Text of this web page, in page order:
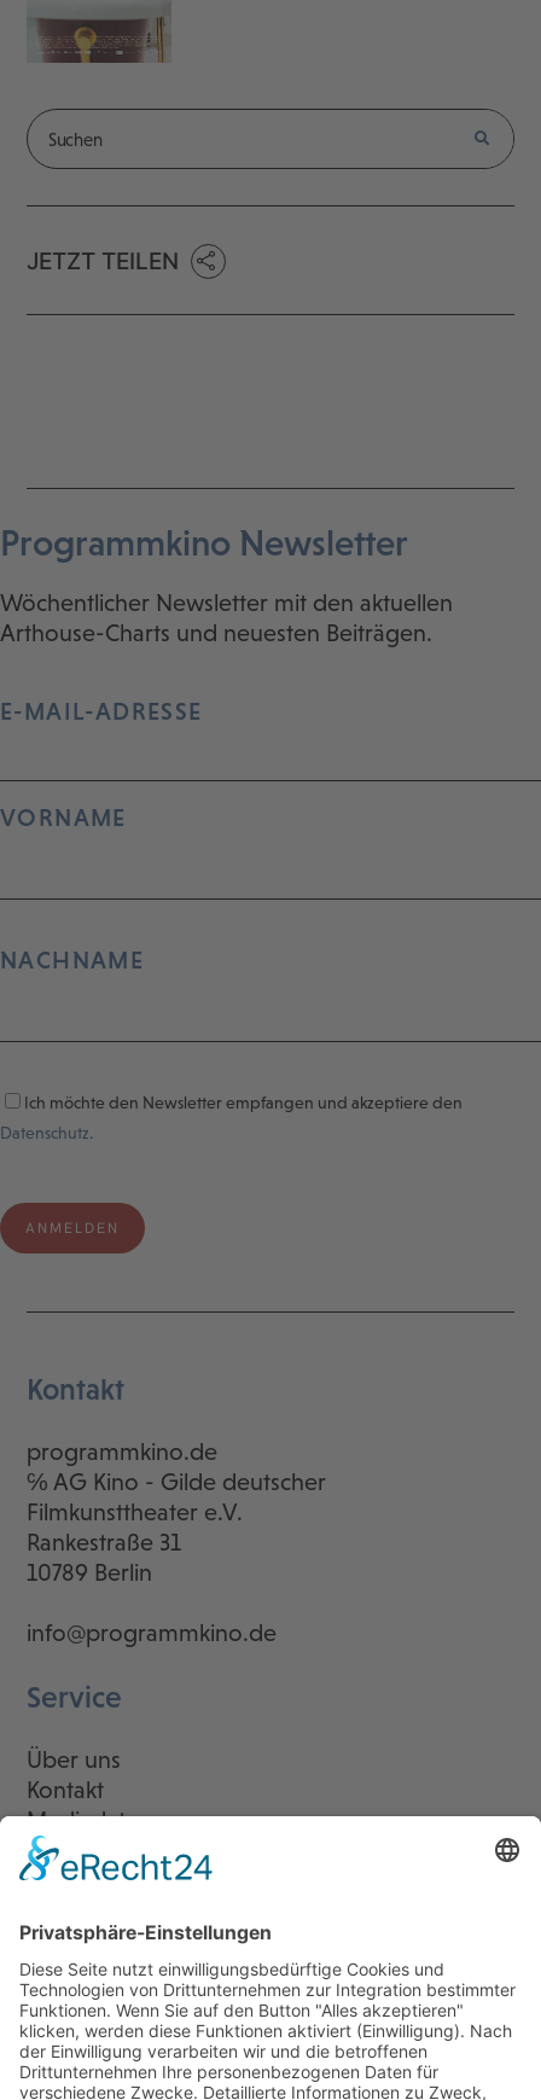
JETZT TEILEN
Programmkino Newsletter
Wöchentlicher Newsletter mit den aktuellen
Arthouse-Charts und neuesten Beiträgen.
E-MAIL-ADRESSE
VORNAME
NACHNAME
Ich möchte den Newsletter empfangen und akzeptiere den
Datenschutz.
Kontakt
programmkino.de
℅ AG Kino - Gilde deutscher
Filmkunsttheater e.V.
Rankestraße 31
10789 Berlin
info@programmkino.de
Service
Über uns
Kontakt
Mediadaten
Newsletter
LogIn
Legal
Impressum
Datenschutzerklärung
Cookie-Einstellungen